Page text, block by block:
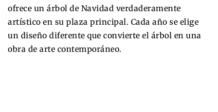
ofrece un árbol de Navidad verdaderamente
artístico en su plaza principal. Cada año se elige
un diseño diferente que convierte el árbol en una
obra de arte contemporáneo.